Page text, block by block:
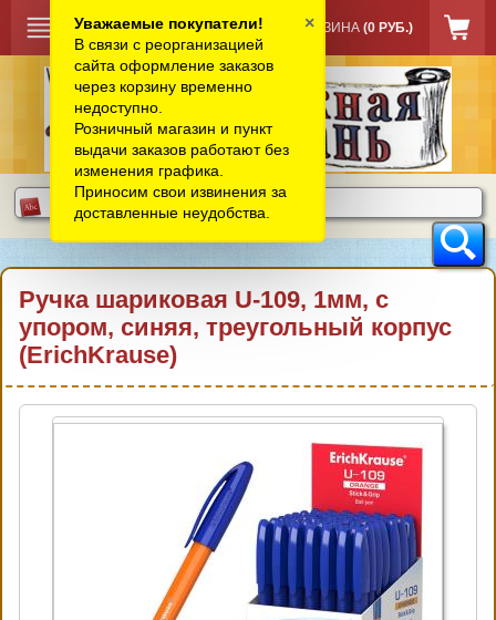
КОРЗИНА (0 РУБ.)
Ручка шариковая U-109, 1мм, с
упором, синяя, треугольный корпус
(ErichKrause)
Уважаемые покупатели!
В связи с реорганизацией
сайта оформление заказов
через корзину временно
недоступно.
Розничный магазин и пункт
выдачи заказов работают без
изменения графика.
Приносим свои извинения за
доставленные неудобства.
×